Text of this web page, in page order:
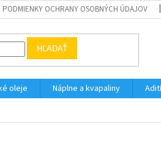
PODMIENKY OCHRANY OSOBNÝCH ÚDAJOV
HĽADAŤ
oleje Náplne a kvapaliny